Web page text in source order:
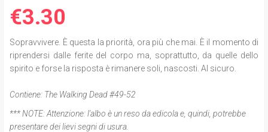
€3.30
Sopravvivere. È questa la priorità, ora più che mai. È il momento di
riprendersi dalle ferite del corpo ma, soprattutto, da quelle dello
spirito e forse la risposta è rimanere soli, nascosti. Al sicuro.
Contiene: The Walking Dead #49-52
*** NOTE:Attenzione: l'albo è un reso da edicola e, quindi, potrebbe
presentare dei lievi segni di usura.